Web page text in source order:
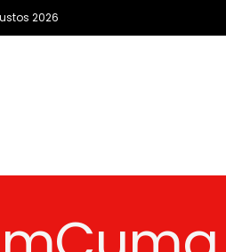
2026